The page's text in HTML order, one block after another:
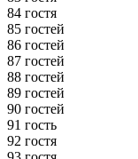
84 гостя
85 гостей
86 гостей
87 гостей
88 гостей
89 гостей
90 гостей
91 гость
92 гостя